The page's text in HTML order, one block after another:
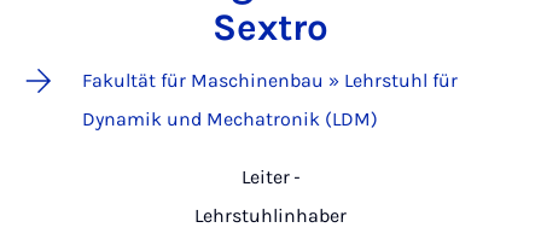
Sextro
Fakultät für Maschinenbau » Lehrstuhl für
Dynamik und Mechatronik (LDM)
Leiter -
Lehrstuhlinhaber